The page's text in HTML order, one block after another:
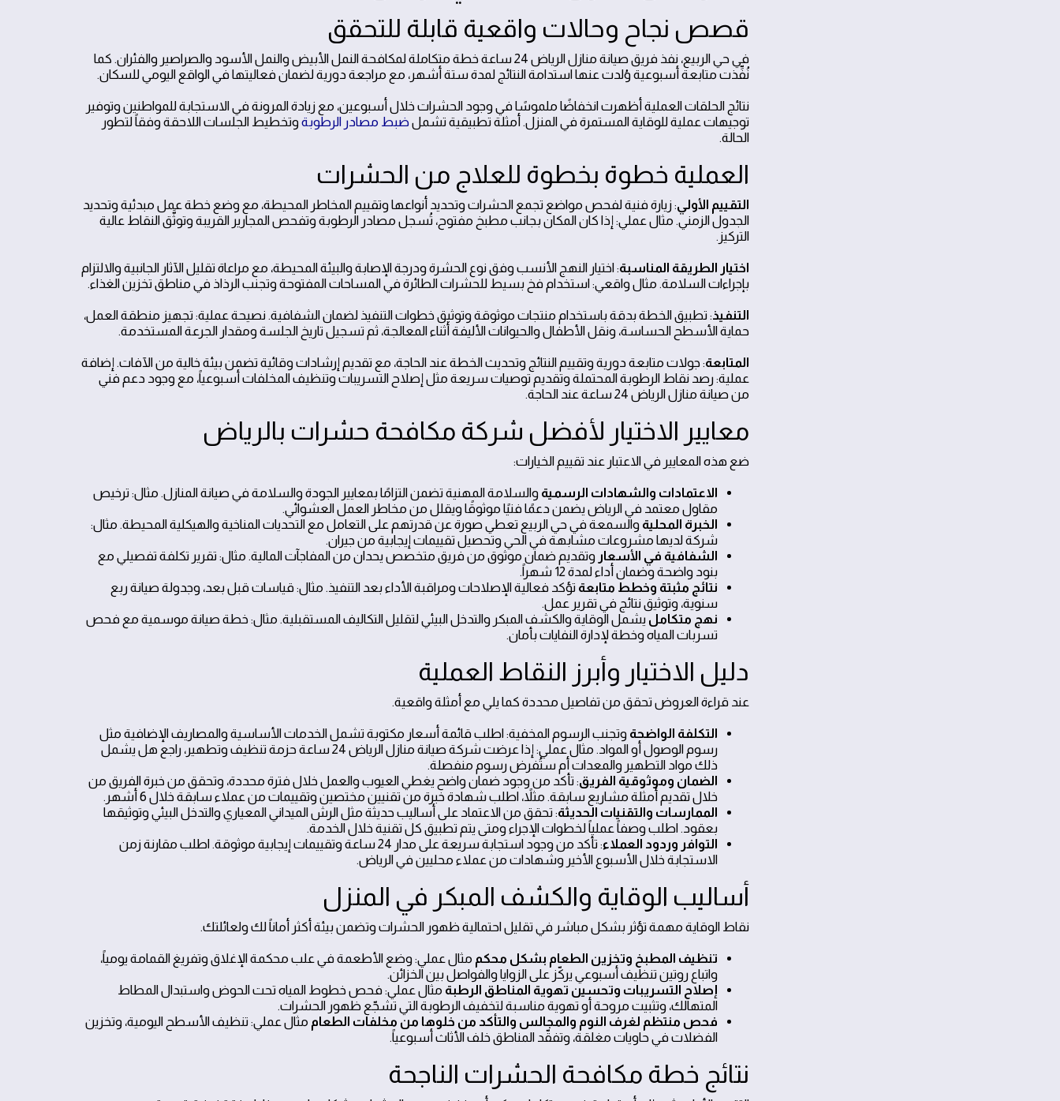
قصص نجاح وحالات واقعية قابلة للتحقق
في حي الربيع، نفذ فريق صيانة منازل الرياض 24 ساعة خطة متكاملة لمكافحة النمل الأبيض والنمل الأسود والصراصير والفئران. كما
نُفِّذت متابعة أسبوعية وُلدت عنها استدامة النتائج لمدة ستة أشهر، مع مراجعة دورية لضمان فعاليتها في الواقع اليومي للسكان.
نتائج الحلقات العملية أظهرت انخفاضًا ملموسًا في وجود الحشرات خلال أسبوعين، مع زيادة المرونة في الاستجابة للمواطنين وتوفير
توجيهات عملية للوقاية المستمرة في المنزل. أمثلة تطبيقية تشملضبط مصادر الرطوبةوتخطيط الجلسات اللاحقة وفقاً لتطور
الحالة.
العملية خطوة بخطوة للعلاج من الحشرات
التقييم الأولي: زيارة فنية لفحص مواضع تجمع الحشرات وتحديد أنواعها وتقييم المخاطر المحيطة، مع وضع خطة عمل مبدئية وتحديد
الجدول الزمني. مثال عملي: إذا كان المكان بجانب مطبخ مفتوح، تُسجل مصادر الرطوبة وتفحص المجارير القريبة وتوثَّق النقاط عالية
التركيز.
اختيار الطريقة المناسبة: اختيار النهج الأنسب وفق نوع الحشرة ودرجة الإصابة والبيئة المحيطة، مع مراعاة تقليل الآثار الجانبية والالتزام
بإجراءات السلامة. مثال واقعي: استخدام فخ بسيط للحشرات الطائرة في المساحات المفتوحة وتجنب الرذاذ في مناطق تخزين الغذاء.
التنفيذ: تطبيق الخطة بدقة باستخدام منتجات موثوقة وتوثيق خطوات التنفيذ لضمان الشفافية. نصيحة عملية: تجهيز منطقة العمل،
حماية الأسطح الحساسة، ونقل الأطفال والحيوانات الأليفة أثناء المعالجة، ثم تسجيل تاريخ الجلسة ومقدار الجرعة المستخدمة.
المتابعة: جولات متابعة دورية وتقييم النتائج وتحديث الخطة عند الحاجة، مع تقديم إرشادات وقائية تضمن بيئة خالية من الآفات. إضافة
عملية: رصد نقاط الرطوبة المحتملة وتقديم توصيات سريعة مثل إصلاح التسريبات وتنظيف المخلفات أسبوعياً، مع وجود دعم فني
من صيانة منازل الرياض 24 ساعة عند الحاجة.
معايير الاختيار لأفضل شركة مكافحة حشرات بالرياض
ضع هذه المعايير في الاعتبار عند تقييم الخيارات:
الاعتمادات والشهادات الرسمية والسلامة المهنية تضمن التزامًا بمعايير الجودة والسلامة في صيانة المنازل. مثال: ترخيص
مقاول معتمد في الرياض يضمن دعمًا فنيًا موثوقًا ويقلل من مخاطر العمل العشوائي.
الخبرة المحلية والسمعة في حي الربيع تعطي صورة عن قدرتهم على التعامل مع التحديات المناخية والهيكلية المحيطة. مثال:
شركة لديها مشروعات مشابهة في الحي وتحصيل تقييمات إيجابية من جيران.
الشفافية في الأسعار وتقديم ضمان موثوق من فريق متخصص يحدان من المفاجآت المالية. مثال: تقرير تكلفة تفصيلي مع
بنود واضحة وضمان أداء لمدة 12 شهراً.
نتائج مثبتة وخطط متابعة تؤكد فعالية الإصلاحات ومراقبة الأداء بعد التنفيذ. مثال: قياسات قبل بعد، وجدولة صيانة ربع
سنوية، وتوثيق نتائج في تقرير عمل.
نهج متكامل يشمل الوقاية والكشف المبكر والتدخل البيئي لتقليل التكاليف المستقبلية. مثال: خطة صيانة موسمية مع فحص
تسربات المياه وخطة لإدارة النفايات بأمان.
دليل الاختيار وأبرز النقاط العملية
عند قراءة العروض تحقق من تفاصيل محددة كما يلي مع أمثلة واقعية.
التكلفة الواضحة وتجنب الرسوم المخفية: اطلب قائمة أسعار مكتوبة تشمل الخدمات الأساسية والمصاريف الإضافية مثل
رسوم الوصول أو المواد. مثال عملي: إذا عرضت شركة صيانة منازل الرياض 24 ساعة حزمة تنظيف وتطهير، راجع هل يشمل
ذلك مواد التطهير والمعدات أم ستُفرض رسوم منفصلة.
الضمان وموثوقية الفريق: تأكد من وجود ضمان واضح يغطي العيوب والعمل خلال فترة محددة، وتحقق من خبرة الفريق من
خلال تقديم أمثلة مشاريع سابقة. مثلاً، اطلب شهادة خبرة من تقنيين مختصين وتقييمات من عملاء سابقة خلال 6 أشهر.
الممارسات والتقنيات الحديثة: تحقق من الاعتماد على أساليب حديثة مثل الرش الميداني المعياري والتدخل البيئي وتوثيقها
بعقود. اطلب وصفاً عملياً لخطوات الإجراء ومتى يتم تطبيق كل تقنية خلال الخدمة.
التوافر وردود العملاء
: تأكد من وجود استجابة سريعة على مدار 24 ساعة وتقييمات إيجابية موثوقة. اطلب مقارنة زمن
الاستجابة خلال الأسبوع الأخير وشهادات من عملاء محليين في الرياض.
أساليب الوقاية والكشف المبكر في المنزل
نقاط الوقاية مهمة تؤثر بشكل مباشر في تقليل احتمالية ظهور الحشرات وتضمن بيئة أكثر أماناً لك ولعائلتك.
تنظيف المطبخ وتخزين الطعام بشكل محكم مثال عملي: وضع الأطعمة في علب محكمة الإغلاق وتفريغ القمامة يومياً،
واتباع روتين تنظيف أسبوعي يركّز على الزوايا والفواصل بين الخزائن.
إصلاح التسريبات وتحسين تهوية المناطق الرطبة مثال عملي: فحص خطوط المياه تحت الحوض واستبدال المطاط
المتهالك، وتثبيت مروحة أو تهوية مناسبة لتخفيف الرطوبة التي تشجّع ظهور الحشرات.
فحص منتظم لغرف النوم والمجالس والتأكد من خلوها من مخلفات الطعام مثال عملي: تنظيف الأسطح اليومية، وتخزين
الفضلات في حاويات مغلقة، وتفقّد المناطق خلف الأثاث أسبوعياً.
نتائج خطة مكافحة الحشرات الناجحة